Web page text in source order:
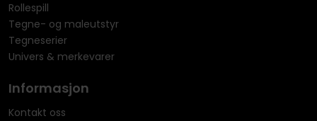
Rollespill
Tegne- og maleutstyr
Tegneserier
Univers & merkevarer
Informasjon
Kontakt oss